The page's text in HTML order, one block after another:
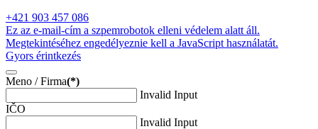
+421 903 457 086
Ez az e-mail-cím a szpemrobotok elleni védelem alatt áll.
Megtekintéséhez engedélyeznie kell a JavaScript használatát.
Gyors érintkezés
Meno / Firma(*)
Invalid Input
IČO
Invalid Input